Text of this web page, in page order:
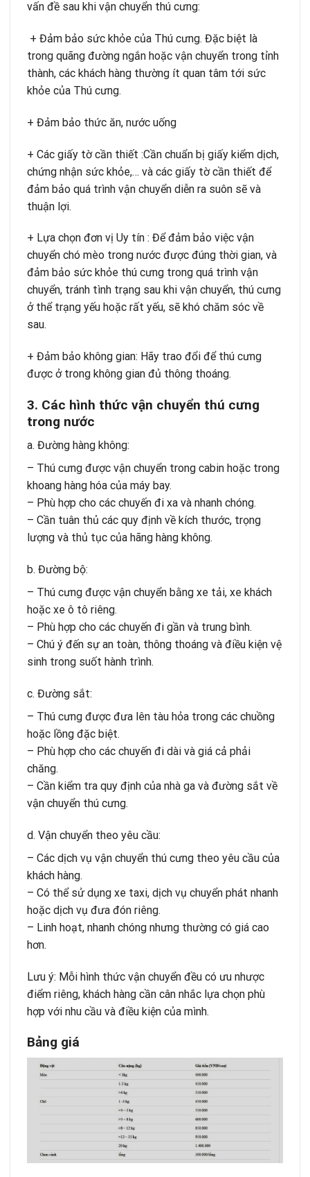
vấn đề sau khi vận chuyển thú cưng:
+ Đảm bảo sức khỏe của Thú cưng. Đặc biệt là
trong quãng đường ngắn hoặc vận chuyển trong tỉnh
thành, các khách hàng thường ít quan tâm tới sức
khỏe của Thú cưng.
+ Đảm bảo thức ăn, nước uống
+ Các giấy tờ cần thiết :Cần chuẩn bị giấy kiểm dịch,
chứng nhận sức khỏe,… và các giấy tờ cần thiết để
đảm bảo quá trình vận chuyển diễn ra suôn sẽ và
thuận lợi.
+ Lựa chọn đơn vị Uy tín : Để đảm bảo việc vận
chuyển chó mèo trong nước được đúng thời gian, và
đảm bảo sức khỏe thú cưng trong quá trình vận
chuyển, tránh tình trạng sau khi vận chuyển, thú cưng
ở thể trạng yếu hoặc rất yếu, sẽ khó chăm sóc về
sau.
+ Đảm bảo không gian: Hãy trao đổi để thú cưng
được ở trong không gian đủ thông thoáng.
3. Các hình thức vận chuyển thú cưng
trong nước
a. Đường hàng không:
– Thú cưng được vận chuyển trong cabin hoặc trong
khoang hàng hóa của máy bay.
– Phù hợp cho các chuyến đi xa và nhanh chóng.
– Cần tuân thủ các quy định về kích thước, trọng
lượng và thủ tục của hãng hàng không.
b. Đường bộ:
– Thú cưng được vận chuyển bằng xe tải, xe khách
hoặc xe ô tô riêng.
– Phù hợp cho các chuyến đi gần và trung bình.
– Chú ý đến sự an toàn, thông thoáng và điều kiện vệ
sinh trong suốt hành trình.
c. Đường sắt:
– Thú cưng được đưa lên tàu hỏa trong các chuồng
hoặc lồng đặc biệt.
– Phù hợp cho các chuyến đi dài và giá cả phải
chăng.
– Cần kiểm tra quy định của nhà ga và đường sắt về
vận chuyển thú cưng.
d. Vận chuyển theo yêu cầu:
– Các dịch vụ vận chuyển thú cưng theo yêu cầu của
khách hàng.
– Có thể sử dụng xe taxi, dịch vụ chuyển phát nhanh
hoặc dịch vụ đưa đón riêng.
– Linh hoạt, nhanh chóng nhưng thường có giá cao
hơn.
Lưu ý: Mỗi hình thức vận chuyển đều có ưu nhược
điểm riêng, khách hàng cần cân nhắc lựa chọn phù
hợp với nhu cầu và điều kiện của mình.
Bảng giá